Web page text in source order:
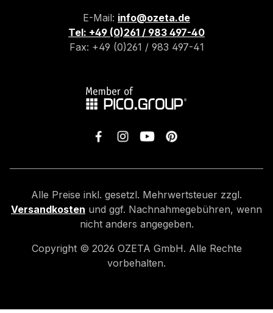
E-Mail: info@ozeta.de
Tel: +49 (0)261 / 983 497-40
Fax: +49 (0)261 / 983 497-41
Alle Preise inkl. gesetzl. Mehrwertsteuer zzgl.
Versandkosten und ggf. Nachnahmegebühren, wenn
nicht anders angegeben.
Copyright © 2026 OZETA GmbH. Alle Rechte
vorbehalten.